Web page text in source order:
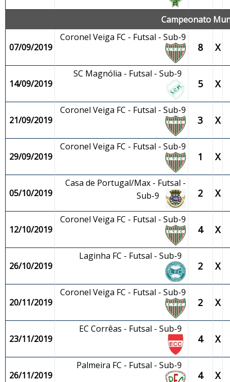
Campeonato
07/09/2019
Coronel Veiga FC - Futsal - Sub-9
8 X
14/09/2019
SC Magnólia - Futsal - Sub-9
5 X
21/09/2019
Coronel Veiga FC - Futsal - Sub-9
3 X
29/09/2019
Coronel Veiga FC - Futsal - Sub-9
1 X
05/10/2019
Casa de Portugal/Max - Futsal -
Sub-9
2 X
12/10/2019
Coronel Veiga FC - Futsal - Sub-9
4 X
26/10/2019
Laginha FC - Futsal - Sub-9
2 X
20/11/2019
Coronel Veiga FC - Futsal - Sub-9
2 X
23/11/2019
EC Corrêas - Futsal - Sub-9
4 X
26/11/2019
Palmeira FC - Futsal - Sub-9
4 X